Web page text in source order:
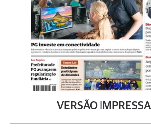
VERSÃO IMPRESSA